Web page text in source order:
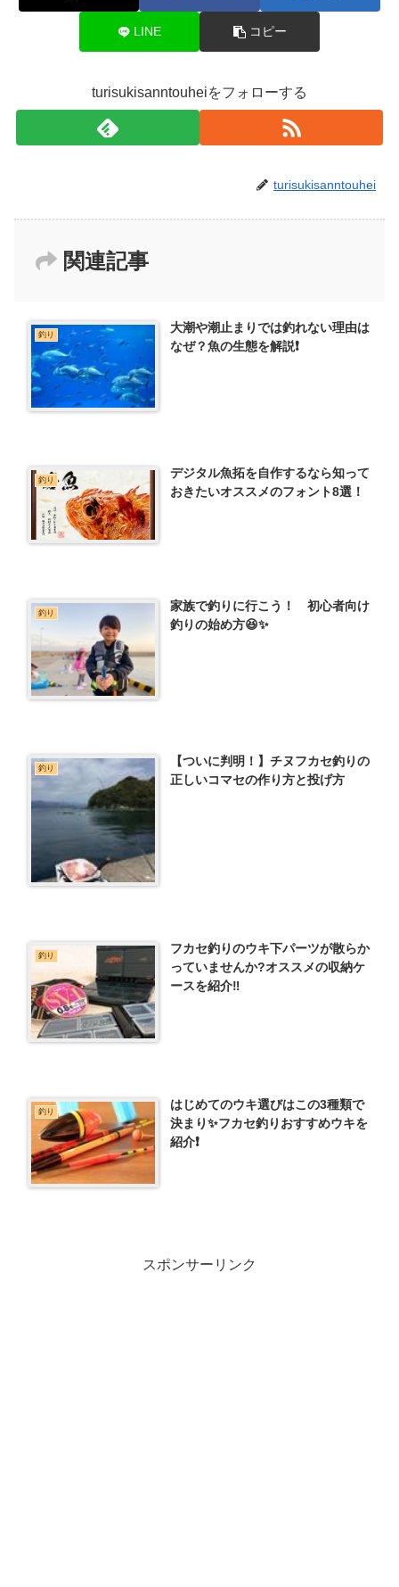
LINE コピー
turisukisanntouheiをフォローする
turisukisanntouhei
関連記事
釣り
大潮や潮止まりでは釣れない理由は
なぜ？魚の生態を解説❗️
釣り
デジタル魚拓を自作するなら知って
おきたいオススメのフォント8選！
釣り
家族で釣りに行こう！ 初心者向け
釣りの始め方😆✨
釣り
【ついに判明！】チヌフカセ釣りの
正しいコマセの作り方と投げ方
釣り
フカセ釣りのウキ下パーツが散らか
っていませんか?オススメの収納ケ
ースを紹介‼️
釣り
はじめてのウキ選びはこの3種類で
決まり✨フカセ釣りおすすめウキを
紹介❗️
スポンサーリンク